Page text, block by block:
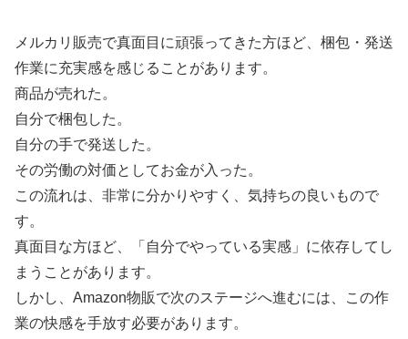
メルカリ販売で真面目に頑張ってきた方ほど、梱包・発送
作業に充実感を感じることがあります。
商品が売れた。
自分で梱包した。
自分の手で発送した。
その労働の対価としてお金が入った。
この流れは、非常に分かりやすく、気持ちの良いもので
す。
真面目な方ほど、「自分でやっている実感」に依存してし
まうことがあります。
しかし、Amazon物販で次のステージへ進むには、この作
業の快感を手放す必要があります。